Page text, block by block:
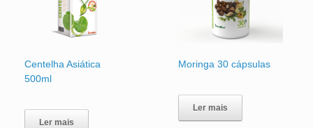
Centelha Asiática
500ml
Ler mais
Moringa 30 cápsulas
Ler mais